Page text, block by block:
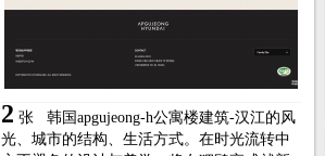
2 张 韩国apgujeong-h公寓楼建筑-汉江的风
光、城市的结构、生活方式。在时光流转中